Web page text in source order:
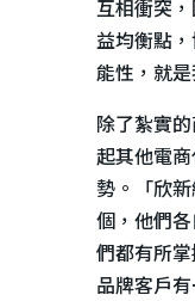
互相衝突
益均衡點
能性，就是
除了紮實
起其他電
勢。「欣
個，他們
們都有所
品牌客戶